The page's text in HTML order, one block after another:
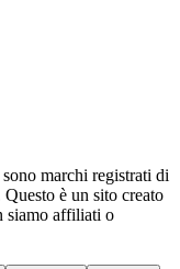
marchi registrati di
è un sito creato
siamo affiliati o